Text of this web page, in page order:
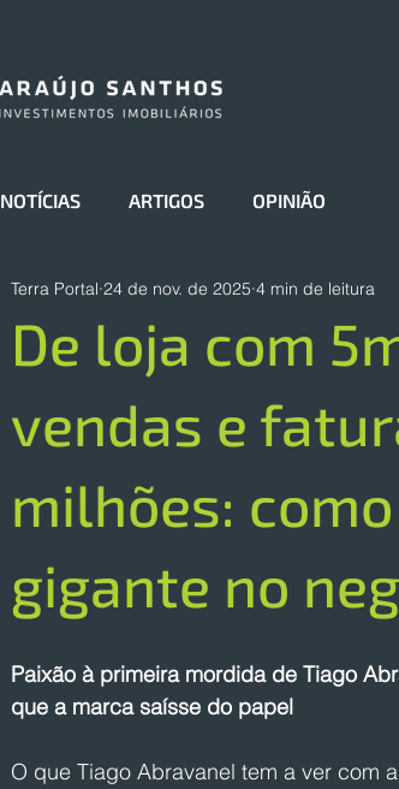
NOTÍCIAS ARTIGOS OPINIÃO
De loja com
vendas e
milhões:
gigante no
Terra Portal 24 de nov. de 2025 4 min de leitura
Paixão à primeira mordida de Tiago
que a marca saísse do papel
O que Tiago Abravanel tem a ver com